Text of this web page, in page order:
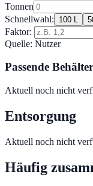
Tonnen
Schnellwahl:
100 L
Faktor:
Quelle: Nutzer
Passende Behälter
Aktuell noch nicht
Entsorgung
Aktuell noch nicht
Häufig